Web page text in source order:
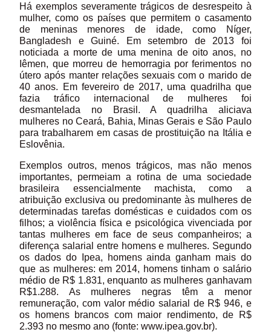
Há exemplos severamente trágicos de desrespeito à
mulher, como os países que permitem o casamento
de meninas menores de idade, como Níger,
Bangladesh e Guiné. Em setembro de 2013 foi
noticiada a morte de uma menina de oito anos, no
Iêmen, que morreu de hemorragia por ferimentos no
útero após manter relações sexuais com o marido de
40 anos. Em fevereiro de 2017, uma quadrilha que
fazia tráfico internacional de mulheres foi
desmantelada no Brasil. A quadrilha aliciava
mulheres no Ceará, Bahia, Minas Gerais e São Paulo
para trabalharem em casas de prostituição na Itália e
Eslovênia.
Exemplos outros, menos trágicos, mas não menos
importantes, permeiam a rotina de uma sociedade
brasileira essencialmente machista, como a
atribuição exclusiva ou predominante às mulheres de
determinadas tarefas domésticas e cuidados com os
filhos; a violência física e psicológica vivenciada por
tantas mulheres em face de seus companheiros; a
diferença salarial entre homens e mulheres. Segundo
os dados do Ipea, homens ainda ganham mais do
que as mulheres: em 2014, homens tinham o salário
médio de R$ 1.831, enquanto as mulheres ganhavam
R$1.288. As mulheres negras têm a menor
remuneração, com valor médio salarial de R$ 946, e
os homens brancos com maior rendimento, de R$
2.393 no mesmo ano (fonte: www.ipea.gov.br).